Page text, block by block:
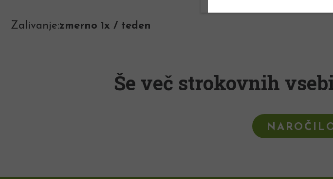
Zalivanje:zmerno 1x / teden
Še več strokovnih